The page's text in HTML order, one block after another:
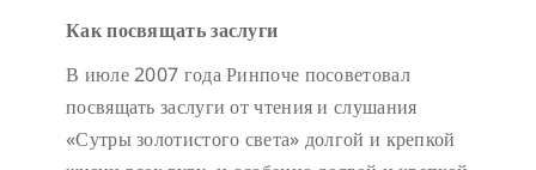
Как посвящать заслуги
В июле 2007 года Ринпоче посоветовал
посвящать заслуги от чтения и слушания
«Сутры золотистого света» долгой и крепкой